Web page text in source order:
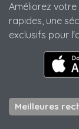
Améliorez
rapides, une
exclusifs pour
Meilleures